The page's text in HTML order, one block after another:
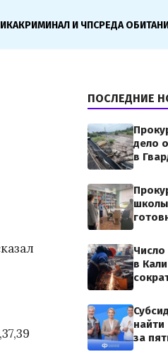
КРИМИНАЛ И ЧПСРЕДА
ПОСЛЕДНИЕ
дело
в
Число
в
найти
за